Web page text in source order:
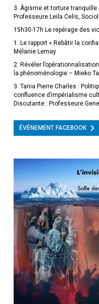
3. Âgisme et torture
Professeure Leila Celis,
15h30-17h Le repérage des
1. Le rapport « Rebâtir la
Mélanie Lemay
2. Révéler
la phénoménologie – Mieko
3. Tania Pierre Charles :
confluence d’impérialisme
Discutante : Professeure
ÉVÉNEMENT FACEBOOK